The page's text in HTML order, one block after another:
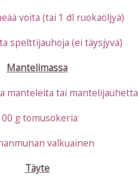
voita (tai 1 dl ruokaöljyä)
spelttijauhoja (ei täysjyvä)
Mantelimassa
manteleita tai mantelijauhetta
g tomusokeria
valkuainen
Täyte